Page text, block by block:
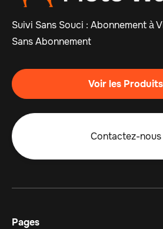
Suivi Sans Souci : Abonnement à
Sans Abonnement
Voir les Produits
Contactez-nous
Pages